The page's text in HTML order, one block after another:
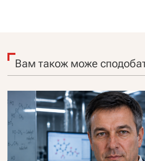
Вам також може